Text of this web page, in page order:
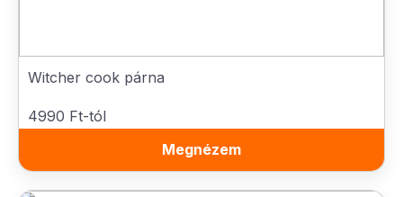
Witcher cook párna
4990 Ft-tól
Megnézem